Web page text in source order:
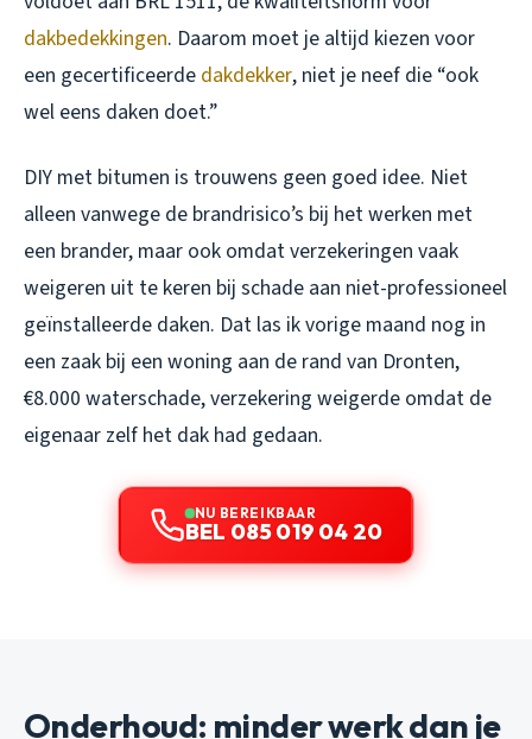
dakbedekkingen. Daarom moet je altijd kiezen voor
een gecertificeerde dakdekker, niet je neef die “ook
wel eens daken doet.”
DIY met bitumen is trouwens geen goed idee. Niet
alleen vanwege de brandrisico’s bij het werken met
een brander, maar ook omdat verzekeringen vaak
weigeren uit te keren bij schade aan niet-professioneel
geïnstalleerde daken. Dat las ik vorige maand nog in
een zaak bij een woning aan de rand van Dronten,
€8.000 waterschade, verzekering weigerde omdat de
eigenaar zelf het dak had gedaan.
NU BEREIKBAAR
BEL 085 019 04 20
Onderhoud: minder werk dan je